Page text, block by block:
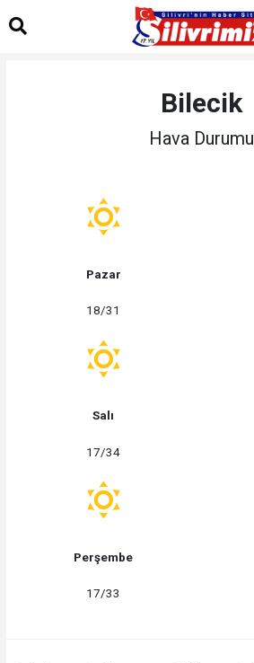
Bilecik
Hava Durumu
Pazar
18/31
Salı
17/34
Perşembe
17/33